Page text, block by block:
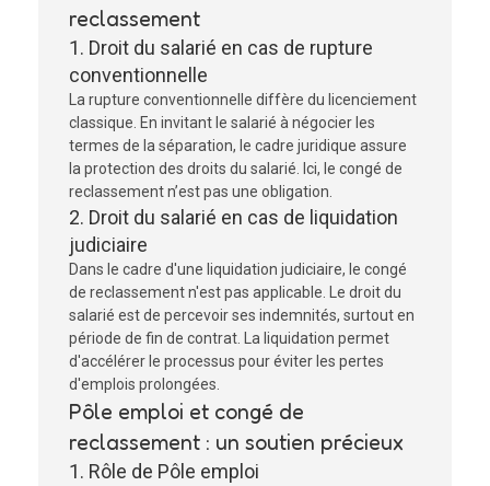
reclassement
1. Droit du salarié en cas de rupture
conventionnelle
La rupture conventionnelle diffère du licenciement
classique. En invitant le salarié à négocier les
termes de la séparation, le cadre juridique assure
la protection des droits du salarié. Ici, le congé de
reclassement n’est pas une obligation.
2. Droit du salarié en cas de liquidation
judiciaire
Dans le cadre d'une liquidation judiciaire, le congé
de reclassement n'est pas applicable. Le droit du
salarié est de percevoir ses indemnités, surtout en
période de fin de contrat. La liquidation permet
d'accélérer le processus pour éviter les pertes
d'emplois prolongées.
Pôle emploi et congé de
reclassement : un soutien précieux
1. Rôle de Pôle emploi